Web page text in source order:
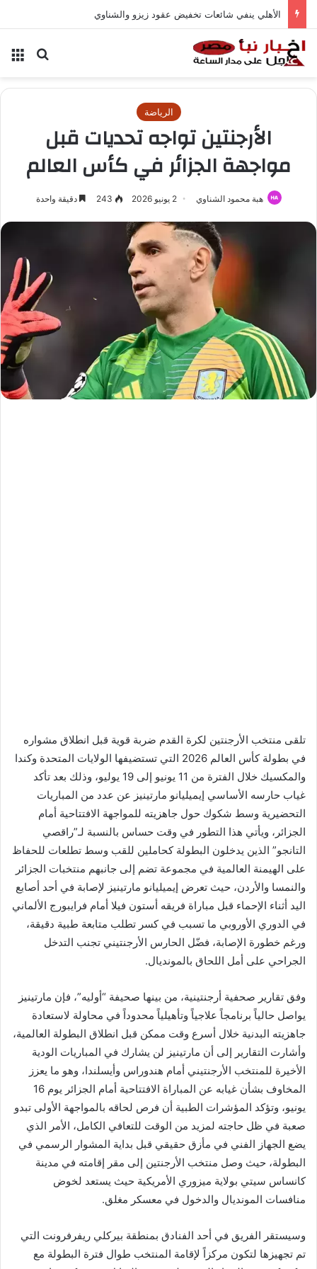
الأهلي ينفي شائعات تخفيض عقود زيزو والشناوي
بحث
الرياضة
الأرجنتين تواجه تحديات قبل
مواجهة الجزائر في كأس العالم
هبة محمود الشناوي 2 يونيو 2026 243 دقيقة واحدة
تلقى منتخب الأرجنتين لكرة القدم ضربة قوية قبل انطلاق مشواره
في بطولة كأس العالم 2026 التي تستضيفها الولايات المتحدة وكندا
والمكسيك خلال الفترة من 11 يونيو إلى 19 يوليو، وذلك بعد تأكد
غياب حارسه الأساسي إيميليانو مارتينيز عن عدد من المباريات
التحضيرية وسط شكوك حول جاهزيته للمواجهة الافتتاحية أمام
الجزائر، ويأتي هذا التطور في وقت حساس بالنسبة لـ”راقصي
التانجو” الذين يدخلون البطولة كحاملين للقب وسط تطلعات للحفاظ
على الهيمنة العالمية في مجموعة تضم إلى جانبهم منتخبات الجزائر
والنمسا والأردن، حيث تعرض إيميليانو مارتينيز لإصابة في أحد أصابع
اليد أثناء الإحماء قبل مباراة فريقه أستون فيلا أمام فرايبورج الألماني
في الدوري الأوروبي ما تسبب في كسر تطلب متابعة طبية دقيقة،
ورغم خطورة الإصابة، فضّل الحارس الأرجنتيني تجنب التدخل
الجراحي على أمل اللحاق بالمونديال.
وفق تقارير صحفية أرجنتينية، من بينها صحيفة “أوليه”، فإن مارتينيز
يواصل حالياً برنامجاً علاجياً وتأهيلياً محدوداً في محاولة لاستعادة
جاهزيته البدنية خلال أسرع وقت ممكن قبل انطلاق البطولة العالمية،
وأشارت التقارير إلى أن مارتينيز لن يشارك في المباريات الودية
الأخيرة للمنتخب الأرجنتيني أمام هندوراس وأيسلندا، وهو ما يعزز
المخاوف بشأن غيابه عن المباراة الافتتاحية أمام الجزائر يوم 16
يونيو، وتؤكد المؤشرات الطبية أن فرص لحاقه بالمواجهة الأولى تبدو
صعبة في ظل حاجته لمزيد من الوقت للتعافي الكامل، الأمر الذي
يضع الجهاز الفني في مأزق حقيقي قبل بداية المشوار الرسمي في
البطولة، حيث وصل منتخب الأرجنتين إلى مقر إقامته في مدينة
كانساس سيتي بولاية ميزوري الأمريكية حيث يستعد لخوض
منافسات المونديال والدخول في معسكر مغلق.
وسيستقر الفريق في أحد الفنادق بمنطقة بيركلي ريفرفرونت التي
تم تجهيزها لتكون مركزاً لإقامة المنتخب طوال فترة البطولة مع